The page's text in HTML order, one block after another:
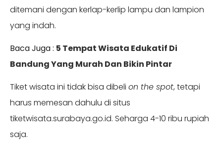
ditemani dengan kerlap-kerlip lampu dan lampion
yang indah.
Baca Juga : 5 Tempat Wisata Edukatif Di
Bandung Yang Murah Dan Bikin Pintar
Tiket wisata ini tidak bisa dibeli on the spot, tetapi
harus memesan dahulu di situs
tiketwisata.surabaya.go.id. Seharga 4-10 ribu rupiah
saja.